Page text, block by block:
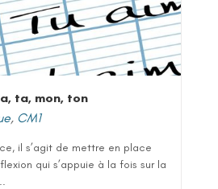
ta, mon, ton
, CM1
il s’agit de mettre en place
qui s’appuie à la fois sur la